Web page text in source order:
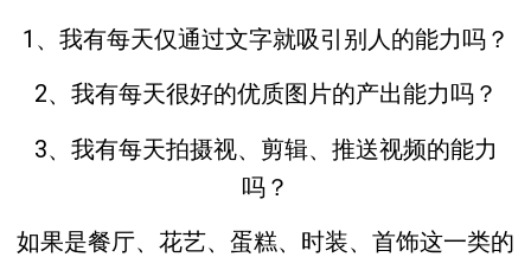
1、我有每天仅通过文字就吸引别人的能力吗？
2、我有每天很好的优质图片的产出能力吗？
3、我有每天拍摄视、剪辑、推送视频的能力
吗？
如果是餐厅、花艺、蛋糕、时装、首饰这一类的